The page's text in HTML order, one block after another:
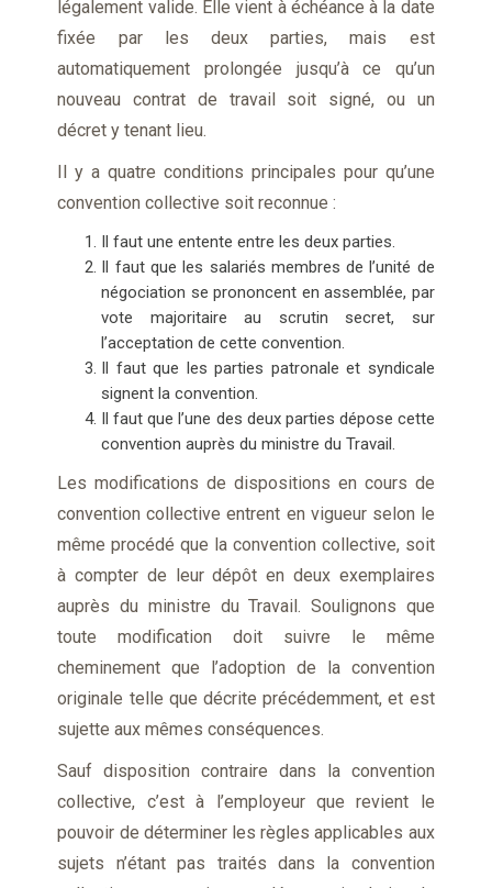
légalement valide. Elle vient à échéance à la date
fixée par les deux parties, mais est
automatiquement prolongée jusqu’à ce qu’un
nouveau contrat de travail soit signé, ou un
décret y tenant lieu.
Il y a quatre conditions principales pour qu’une
convention collective soit reconnue :
Il faut une entente entre les deux parties.
Il faut que les salariés membres de l’unité de
négociation se prononcent en assemblée, par
vote majoritaire au scrutin secret, sur
l’acceptation de cette convention.
Il faut que les parties patronale et syndicale
signent la convention.
Il faut que l’une des deux parties dépose cette
convention auprès du ministre du Travail.
Les modifications de dispositions en cours de
convention collective entrent en vigueur selon le
même procédé que la convention collective, soit
à compter de leur dépôt en deux exemplaires
auprès du ministre du Travail. Soulignons que
toute modification doit suivre le même
cheminement que l’adoption de la convention
originale telle que décrite précédemment, et est
sujette aux mêmes conséquences.
Sauf disposition contraire dans la convention
collective, c’est à l’employeur que revient le
pouvoir de déterminer les règles applicables aux
sujets n’étant pas traités dans la convention